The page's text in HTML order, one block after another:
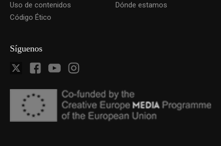
Uso de contenidos
Código Ético
Dónde estamos
Síguenos